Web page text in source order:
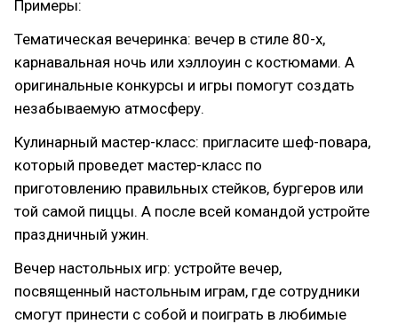
Примеры:
Тематическая вечеринка: вечер в стиле 80-х,
карнавальная ночь или хэллоуин с костюмами. А
оригинальные конкурсы и игры помогут создать
незабываемую атмосферу.
Кулинарный мастер-класс: пригласите шеф-повара,
который проведет мастер-класс по
приготовлению правильных стейков, бургеров или
той самой пиццы. А после всей командой устройте
праздничный ужин.
Вечер настольных игр: устройте вечер,
посвященный настольным играм, где сотрудники
смогут принести с собой и поиграть в любимые